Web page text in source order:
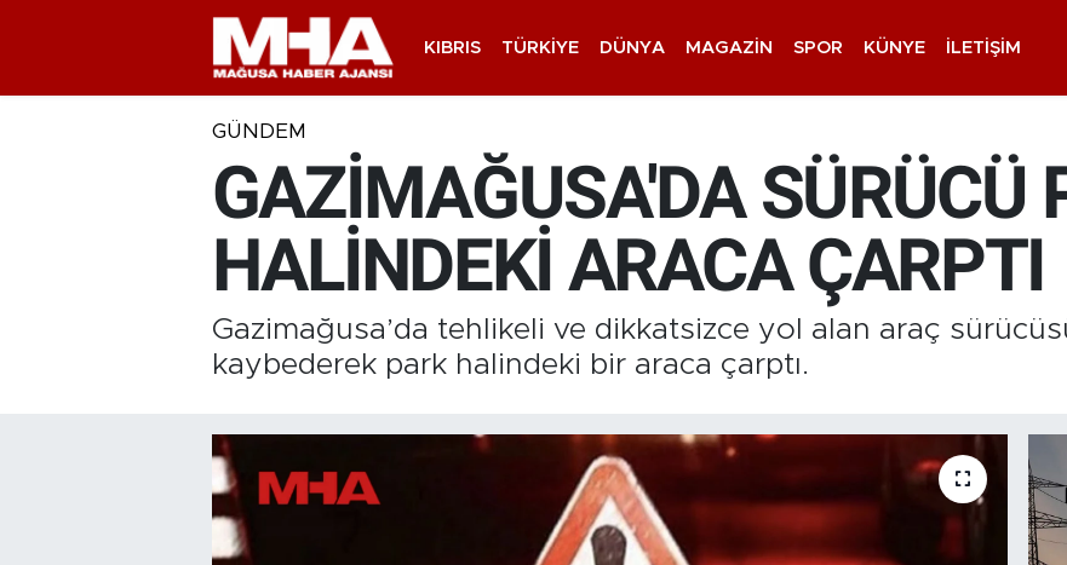
KIBRIS TÜRKIYE DÜNYA MAGAZIN SPOR KÜNYE İLETIŞIM
GÜNDEM
GAZİMAĞUSA'DA SÜRÜCÜ
HALİNDEKİ ARACA ÇARPTI
Gazimağusa’da tehlikeli ve dikkatsizce yol alan araç
kaybederek park halindeki bir araca çarptı.